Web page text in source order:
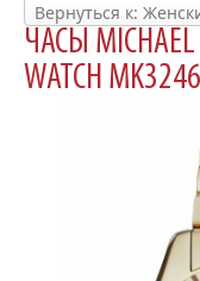
Вернуться к:
ЧАСЫ MICHAEL
WATCH MK3246